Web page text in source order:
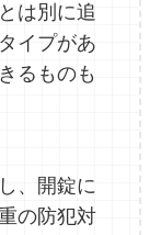
は別に追
イプがあ
るものも
、開錠に
の防犯対